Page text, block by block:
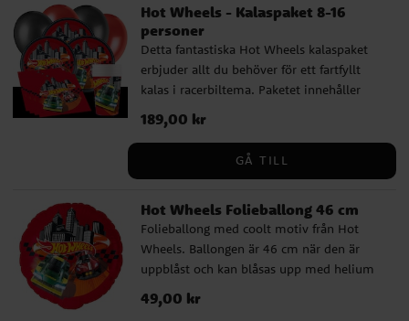
Hot Wheels - Kalaspaket 8-16
personer
Detta fantastiska Hot Wheels kalaspaket
erbjuder allt du behöver för ett fartfyllt
kalas i racerbiltema. Paketet innehåller
Hot Wheels tallrikar (23 cm), Hot Wheels
pappmuggar (200 ml) och Hot Wheels
servetter (33 x 33 cm) för 8 eller 16
personer. Dessutom innehåller paketet 10
som skapar en festlig atmosfär, samt en
svart plastduk (137 x 274 cm). Komplettera
gärna ditt Hot Wheels kalaspaket med
kalaspåsar, partyboxar, godis, småleksaker
och Hot Wheels dekorationer. Gör kalaset
komplett med våra spännande
Pris :189,00 kr
189,00 kr
GÅ TILL
Hot Wheels Folieballong 46 cm
Folieballong med coolt motiv från Hot
Wheels. Ballongen är 46 cm när den är
uppblåst och kan blåsas upp med helium
eller luft. Ballongen har en självslutande
ventil och för att blåsa upp den med
Pris :49,00 kr
49,00 kr